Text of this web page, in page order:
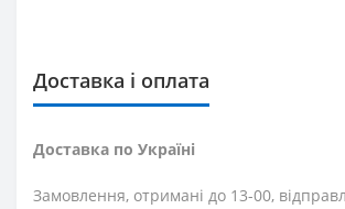
Доставка і оплата
Доставка по Україні
Замовлення, отримані до 13-00,